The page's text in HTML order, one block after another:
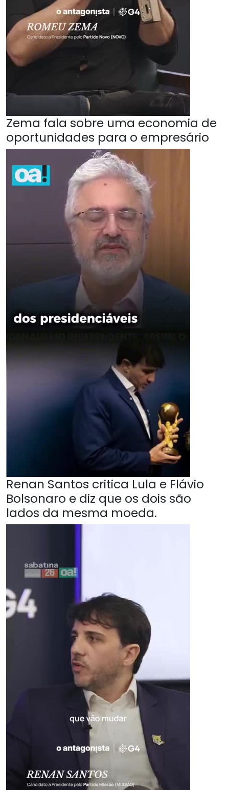
Zema fala sobre uma economia de
oportunidades para o empresário
Renan Santos critica Lula e Flávio
Bolsonaro e diz que os dois são
lados da mesma moeda.